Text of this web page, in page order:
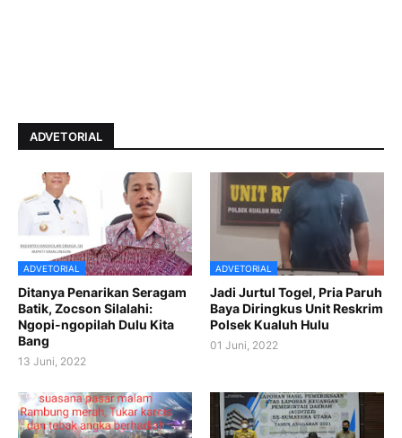
ADVETORIAL
ADVETORIAL
Ditanya Penarikan Seragam
Batik, Zocson Silalahi:
Ngopi-ngopilah Dulu Kita
Bang
13 Juni, 2022
ADVETORIAL
Jadi Jurtul Togel, Pria Paruh
Baya Diringkus Unit Reskrim
Polsek Kualuh Hulu
01 Juni, 2022